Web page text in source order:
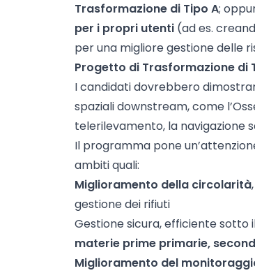
Trasformazione di Tipo A;
per i propri utenti (ad es.
per una migliore gestione delle
Progetto di Trasformazione di
I candidati dovrebbero
spaziali downstream, come
telerilevamento, la navigazione
Il programma pone
ambiti quali:
Miglioramento della circolarità
gestione dei rifiuti
Gestione sicura, efficiente
materie prime primarie,
Miglioramento del